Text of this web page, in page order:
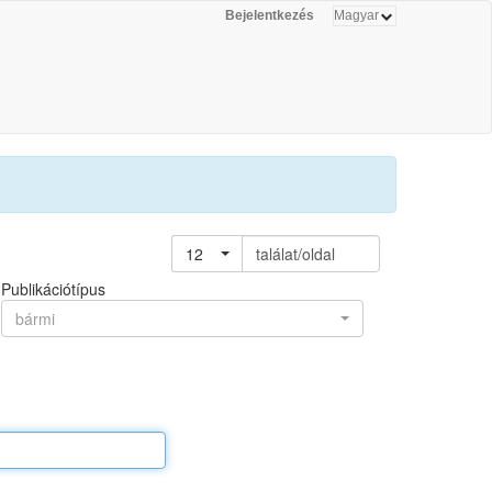
Bejelentkezés
12
találat/oldal
Publikációtípus
bármi